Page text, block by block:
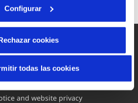
Configurar
cookies
todas las cookies
Site map
and website privacy